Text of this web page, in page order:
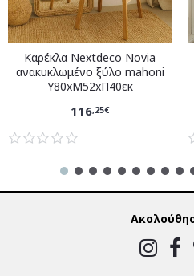
Καρέκλα Nextdeco Novia
ανακυκλωμένο ξύλο mahoni
Υ80xM52xΠ40εκ
116,25€